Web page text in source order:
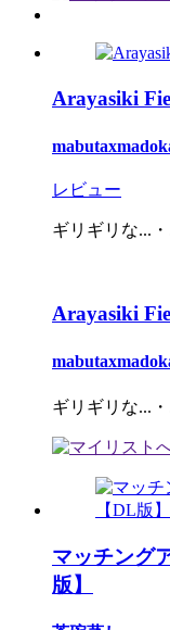
Arayasiki
レビュー
ギリギリな...
Arayasiki
ギリギリな...
マッチング
版】